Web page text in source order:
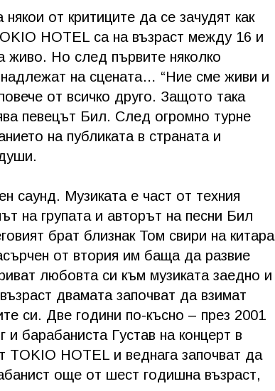
от критиците да се зачудят как
HOTEL са на възраст между 16 и
живо. Но след първите няколко
на сцената… “Ние сме живи и
от всичко друго. Защото така
певецът Бил. След огромно турне
на публиката в страната и
саунд. Музиката е част от техния
на групата и авторът на песни Бил
брат близнак Том свири на китара
от втория им баща да развие
любовта си към музиката заедно и
двамата започват да взимат
си. Две години по-късно – през 2001
барабаниста Густав на концерт в
HOTEL и веднага започват да
още от шест годишна възраст,